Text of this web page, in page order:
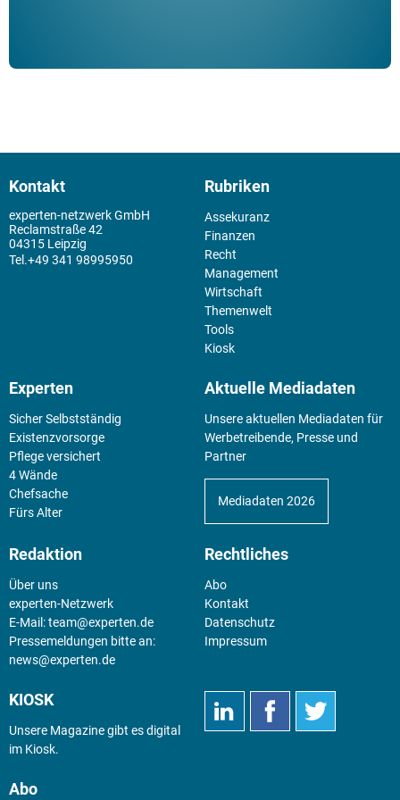
Kontakt
experten-netzwerk GmbH
Reclamstraße 42
04315 Leipzig
+49 341 98995950
Rubriken
Assekuranz
Finanzen
Recht
Management
Wirtschaft
Themenwelt
Tools
Kiosk
Experten
Sicher Selbstständig
Existenz­vorsorge
Pflege versichert
4 Wände
Chefsache
Fürs Alter
Aktuelle Mediadaten
Unsere aktuellen Mediadaten für
Werbetreibende, Presse und
Partner
Mediadaten 2026
Redaktion
Über uns
experten-Netzwerk
E-Mail:team@experten.de
Pressemeldungen bitte an:
news@experten.de
Rechtliches
Abo
Kontakt
Datenschutz
Impressum
KIOSK
Unsere Magazine gibt es digital
im Kiosk.
Abo